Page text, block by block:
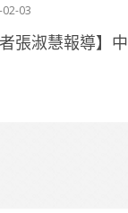
03
張淑慧報導】中